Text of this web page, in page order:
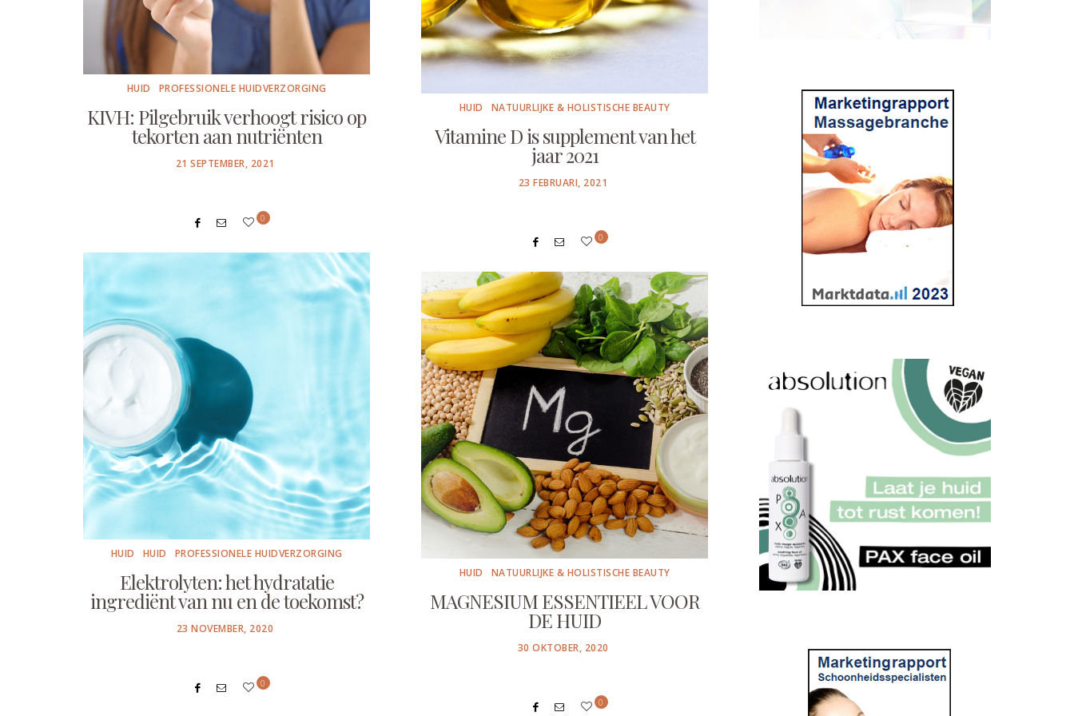
HUID PROFESSIONELE HUIDVERZORGING
KIVH: Pilgebruik verhoogt risico op
tekorten aan nutriënten
POSTED
21 SEPTEMBER, 2021
0
HUID NATUURLIJKE & HOLISTISCHE BEAUTY
Vitamine D is supplement van het
jaar 2021
POSTED
23 FEBRUARI, 2021
0
HUID HUID PROFESSIONELE HUIDVERZORGING
Elektrolyten: het hydratatie
ingrediënt van nu en de toekomst?
POSTED
23 NOVEMBER, 2020
0
HUID NATUURLIJKE & HOLISTISCHE BEAUTY
MAGNESIUM ESSENTIEEL VOOR
DE HUID
POSTED
30 OKTOBER, 2020
0